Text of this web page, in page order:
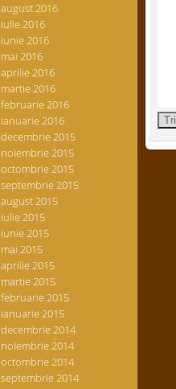
august 2016
iulie 2016
iunie 2016
mai 2016
aprilie 2016
martie 2016
februarie 2016
ianuarie 2016
decembrie 2015
noiembrie 2015
octombrie 2015
septembrie 2015
august 2015
iulie 2015
iunie 2015
mai 2015
aprilie 2015
martie 2015
februarie 2015
ianuarie 2015
decembrie 2014
noiembrie 2014
octombrie 2014
septembrie 2014